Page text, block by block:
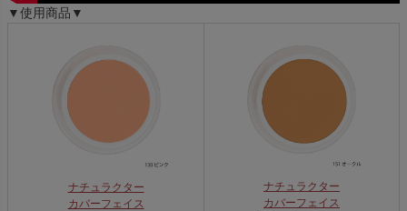
▼使用商品▼
ナチュラクター
カバーフェイス
ナチュラクター
カバーフェイス